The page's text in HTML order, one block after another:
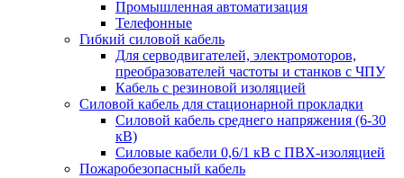
Промышленная автоматизация
Телефонные
Гибкий силовой кабель
Для серводвигателей, электромоторов,
преобразователей частоты и станков с ЧПУ
Кабель с резиновой изоляцией
Силовой кабель для стационарной прокладки
Силовой кабель среднего напряжения (6-30
кВ)
Силовые кабели 0,6/1 кВ с ПВХ-изоляцией
Пожаробезопасный кабель